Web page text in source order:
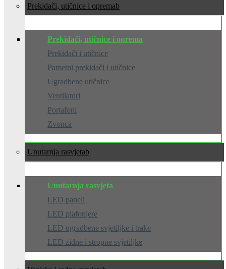
Prekidači, utičnice i oprema
Prekidači, utičnice i oprema
Prekidači i utičnice
Pametni prekidači i utičnice
Ugradbene utičnice
Ventilatori
Portafoni
Zvonca
Unutarnja rasvjeta
Unutarnja rasvjeta
LED paneli
LED plafonjere
LED ugradbene svjetiljke i trake
LED zidne i stropne svjetiljke